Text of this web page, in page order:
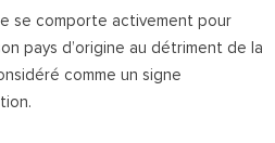
se comporte activement pour
pays d’origine au détriment de la
comme un signe